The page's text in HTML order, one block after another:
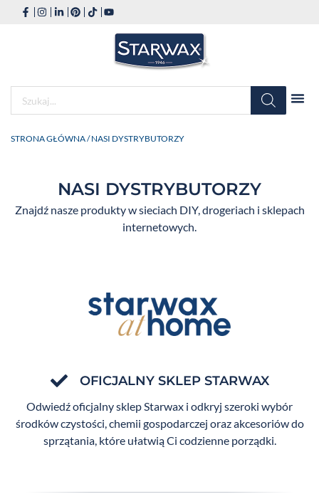
STRONA GŁÓWNA/ NASI DYSTRYBUTORZY
NASI DYSTRYBUTORZY
Znajdź nasze produkty w sieciach DIY, drogeriach i sklepach
internetowych.
OFICJALNY SKLEP STARWAX
Odwiedź oficjalny sklep Starwax i odkryj szeroki wybór
środków czystości, chemii gospodarczej oraz akcesoriów do
sprzątania, które ułatwią Ci codzienne porządki.